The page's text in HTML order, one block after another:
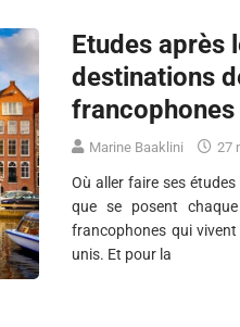
Etudes après
destinations
francophones
Marine Baaklini 27
Où aller faire ses études
que se posent
francophones qui
unis. Et pour la